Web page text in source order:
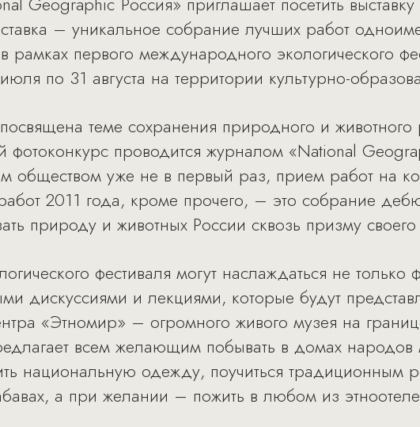
– уникальное собрание лучших работ
рамках первого международного экологического
по 31 августа на территории культурно-
теме сохранения природного и
фотоконкурс проводится журналом «National
обществом уже не в первый раз, прием работ на
2011 года, кроме прочего, – это собрание
природу и животных России сквозь призму своего
фестиваля могут наслаждаться не
дискуссиями и лекциями, которые будут
«Этномир» – огромного живого музея на
всем желающим побывать в домах народов
национальную одежду, поучиться традиционным
а при желании – пожить в любом из